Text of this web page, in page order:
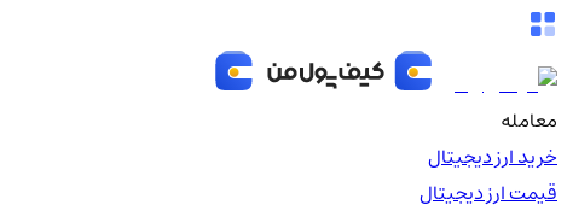
معامله
خرید ارز دیجیتال
قیمت ارز دیجیتال